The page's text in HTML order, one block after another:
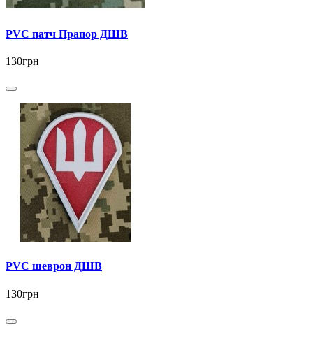
PVC патч Прапор ДШВ
130грн
PVC шеврон ДШВ
130грн